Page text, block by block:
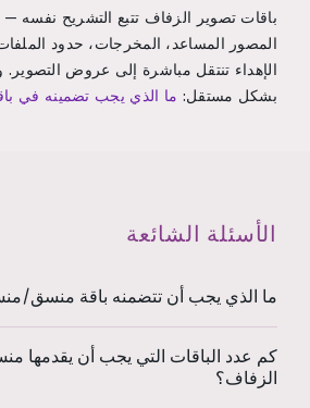
باقات تصوير الزفاف تتبع التشريح نفسه
المصور المساعد، المخرجات، حدود
الإهداء تنتقل مباشرة إلى عروض
بشكل مستقل: ما الذي يجب تضمينه في
الأسئلة الشائعة
ما الذي يجب أن تتضمنه باقة منسق/
كم عدد الباقات التي يجب أن يقدمها
الزفاف؟